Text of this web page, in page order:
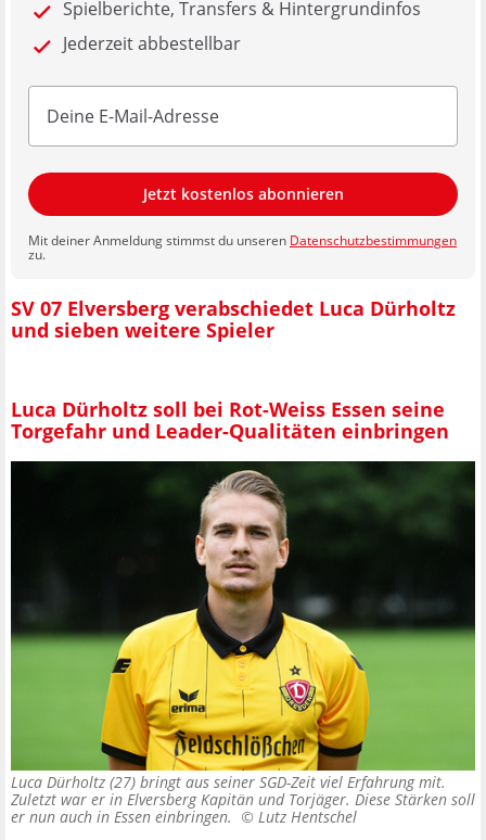
Spielberichte, Transfers & Hintergrundinfos
Jederzeit abbestellbar
Jetzt kostenlos abonnieren
Mit deiner Anmeldung stimmst du unseren Datenschutzbestimmungen
zu.
SV 07 Elversberg verabschiedet Luca Dürholtz
und sieben weitere Spieler
Luca Dürholtz soll bei Rot-Weiss Essen seine
Torgefahr und Leader-Qualitäten einbringen
Luca Dürholtz (27) bringt aus seiner SGD-Zeit viel Erfahrung mit.
Zuletzt war er in Elversberg Kapitän und Torjäger. Diese Stärken soll
er nun auch in Essen einbringen. © Lutz Hentschel